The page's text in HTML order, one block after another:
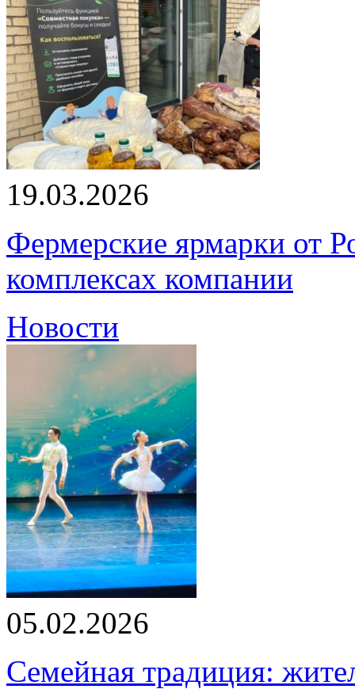
19.03.2026
Фермерские ярмарки от
комплексах компании
Новости
05.02.2026
Семейная традиция: